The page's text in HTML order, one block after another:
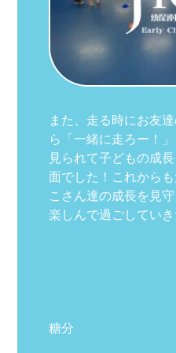
また、走る時にお友
ら「一緒に走ろー！
見られて子どもの成
面でした！これから
こさん達の成長を見
楽しんで過ごしてい
糖分